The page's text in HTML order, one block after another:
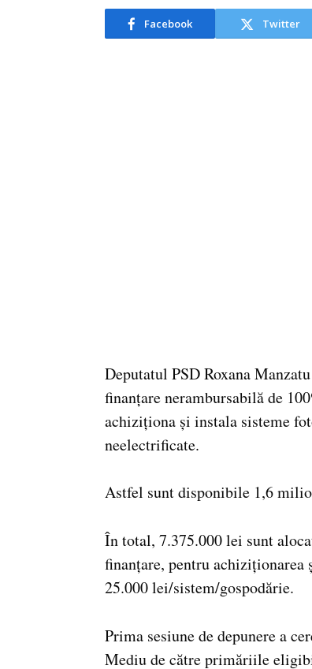
Facebook Twitter
Deputatul PSD Roxana
finanțare nerambursabilă de
achiziționa și instala sisteme
neelectrificate.
Astfel sunt disponibile 1,6
În total, 7.375.000 lei sunt
finanțare, pentru
25.000 lei/sistem/gospodărie.
Prima sesiune de depunere a
Mediu de către primăriile